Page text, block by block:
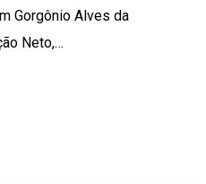
Gorgônio Alves da
Neto,…